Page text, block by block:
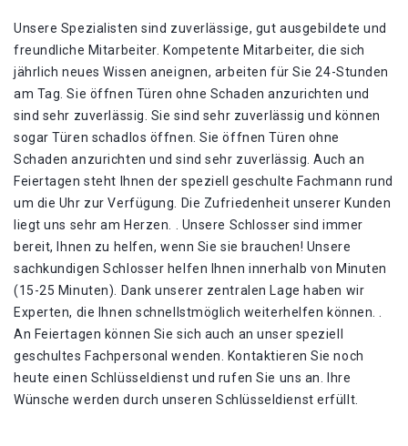
Unsere Spezialisten sind zuverlässige, gut ausgebildete und
freundliche Mitarbeiter. Kompetente Mitarbeiter, die sich
jährlich neues Wissen aneignen, arbeiten für Sie 24-Stunden
am Tag. Sie öffnen Türen ohne Schaden anzurichten und
sind sehr zuverlässig. Sie sind sehr zuverlässig und können
sogar Türen schadlos öffnen. Sie öffnen Türen ohne
Schaden anzurichten und sind sehr zuverlässig. Auch an
Feiertagen steht Ihnen der speziell geschulte Fachmann rund
um die Uhr zur Verfügung. Die Zufriedenheit unserer Kunden
liegt uns sehr am Herzen. . Unsere Schlosser sind immer
bereit, Ihnen zu helfen, wenn Sie sie brauchen! Unsere
sachkundigen Schlosser helfen Ihnen innerhalb von Minuten
(15-25 Minuten). Dank unserer zentralen Lage haben wir
Experten, die Ihnen schnellstmöglich weiterhelfen können. .
An Feiertagen können Sie sich auch an unser speziell
geschultes Fachpersonal wenden. Kontaktieren Sie noch
heute einen Schlüsseldienst und rufen Sie uns an. Ihre
Wünsche werden durch unseren Schlüsseldienst erfüllt.